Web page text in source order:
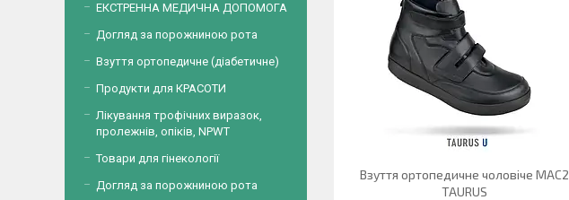
Взуття ортопедичне чоловіче MAC2
TAURUS
ЕКСТРЕННА МЕДИЧНА ДОПОМОГА
Догляд за порожниною рота
Взуття ортопедичне (діабетичне)
Продукти для КРАСОТИ
Лікування трофічних виразок,
пролежнів, опіків, NPWT
Товари для гінекології
Догляд за порожниною рота